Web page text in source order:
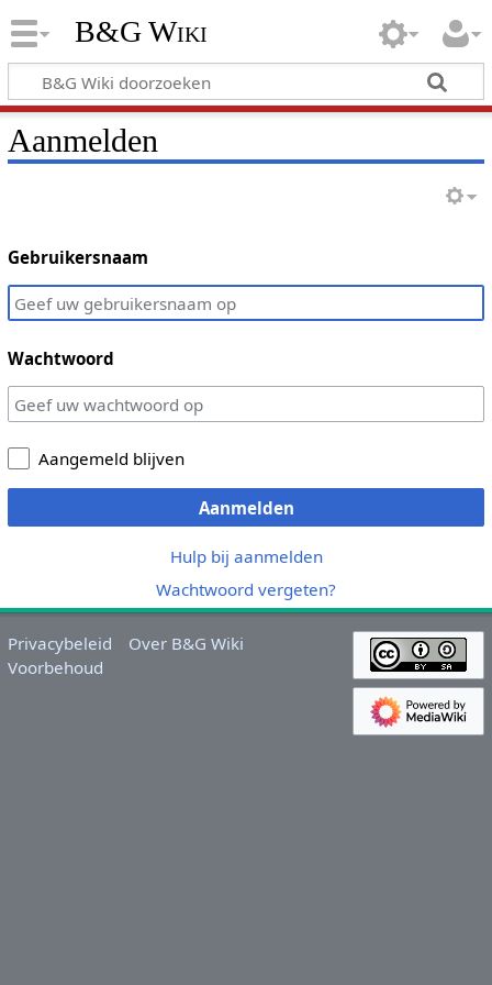
B&G Wiki
Aanmelden
Gebruikersnaam
Wachtwoord
Aangemeld blijven
Aanmelden
Hulp bij aanmelden
Wachtwoord vergeten?
Privacybeleid
Over B&G Wiki
Voorbehoud